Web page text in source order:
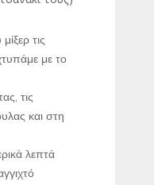
τις
με το
τις
και στη
λεπτά